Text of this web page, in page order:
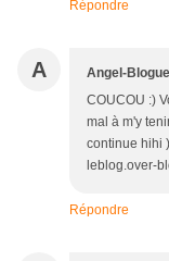
Répondre
A Angel-Blogue
COUCOU :)
mal à m'y
continue hihi
leblog.over-
Répondre